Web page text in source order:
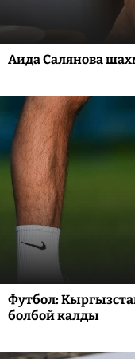
Аида Салянова
Футбол:
болбой калды